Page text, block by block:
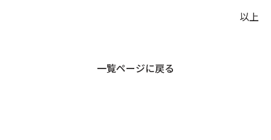
以上
一覧ページに戻る